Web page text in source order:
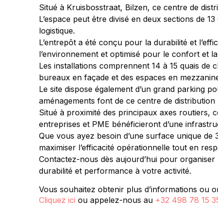
Situé à Kruisbosstraat, Bilzen, ce centre de
L’espace peut être divisé en deux sections de
logistique.
L’entrepôt a été conçu pour la durabilité et
l’environnement et optimisé pour le confort et
Les installations comprennent 14 à 15 quais de
bureaux en façade et des espaces en
Le site dispose également d’un grand parking
aménagements font de ce centre de
Situé à proximité des principaux axes routiers,
entreprises et PME bénéficieront d’une
Que vous ayez besoin d’une surface unique
maximiser l’efficacité opérationnelle tout en
Contactez-nous dès aujourd’hui pour
durabilité et performance à votre activité.
Vous souhaitez obtenir plus d’informations ou
Cliquez ici ou appelez-nous au +32 498 78 15